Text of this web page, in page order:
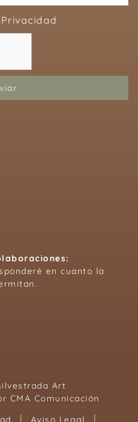
en cuanto la
Art
CMA Comunicación
Aviso Legal